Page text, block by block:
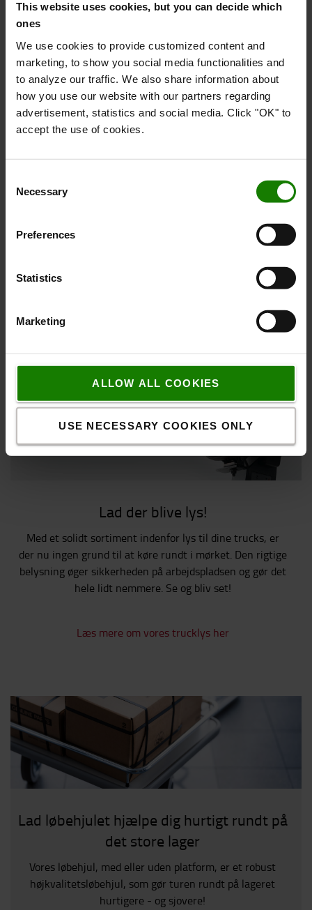
This website uses cookies, but you can decide which
ones
We use cookies to provide customized content and
marketing, to show you social media functionalities and
to analyze our traffic. We also share information about
how you use our website with our partners regarding
advertisement, statistics and social media. Click "OK" to
accept the use of cookies.
Selection
Necessary
Preferences
Statistics
Marketing
ALLOW ALL COOKIES
USE NECESSARY COOKIES ONLY
KONTAKT OS
Få mere information
Sådan køber du online
Fragt & levering
FAQ
Lad der blive lys!
Med et solidt sortiment indenfor lys til dine trucks, er
der nu ingen grund til at køre rundt i mørket. Den rigtige
belysning øger sikkerheden på arbejdspladsen og gør det
hele lidt nemmere. Se og bliv set!
Læs mere om vores trucklys her
Lad løbehjulet hjælpe dig hurtigt rundt på
det store lager
Vores løbehjul, med eller uden platform, er et robust
højkvalitetsløbehjul, som gør turen rundt på lageret
hurtigere - og sjovere!